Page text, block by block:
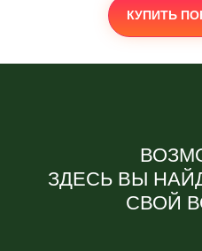
КУПИТЬ
ЗДЕСЬ ВЫ
СВОЙ